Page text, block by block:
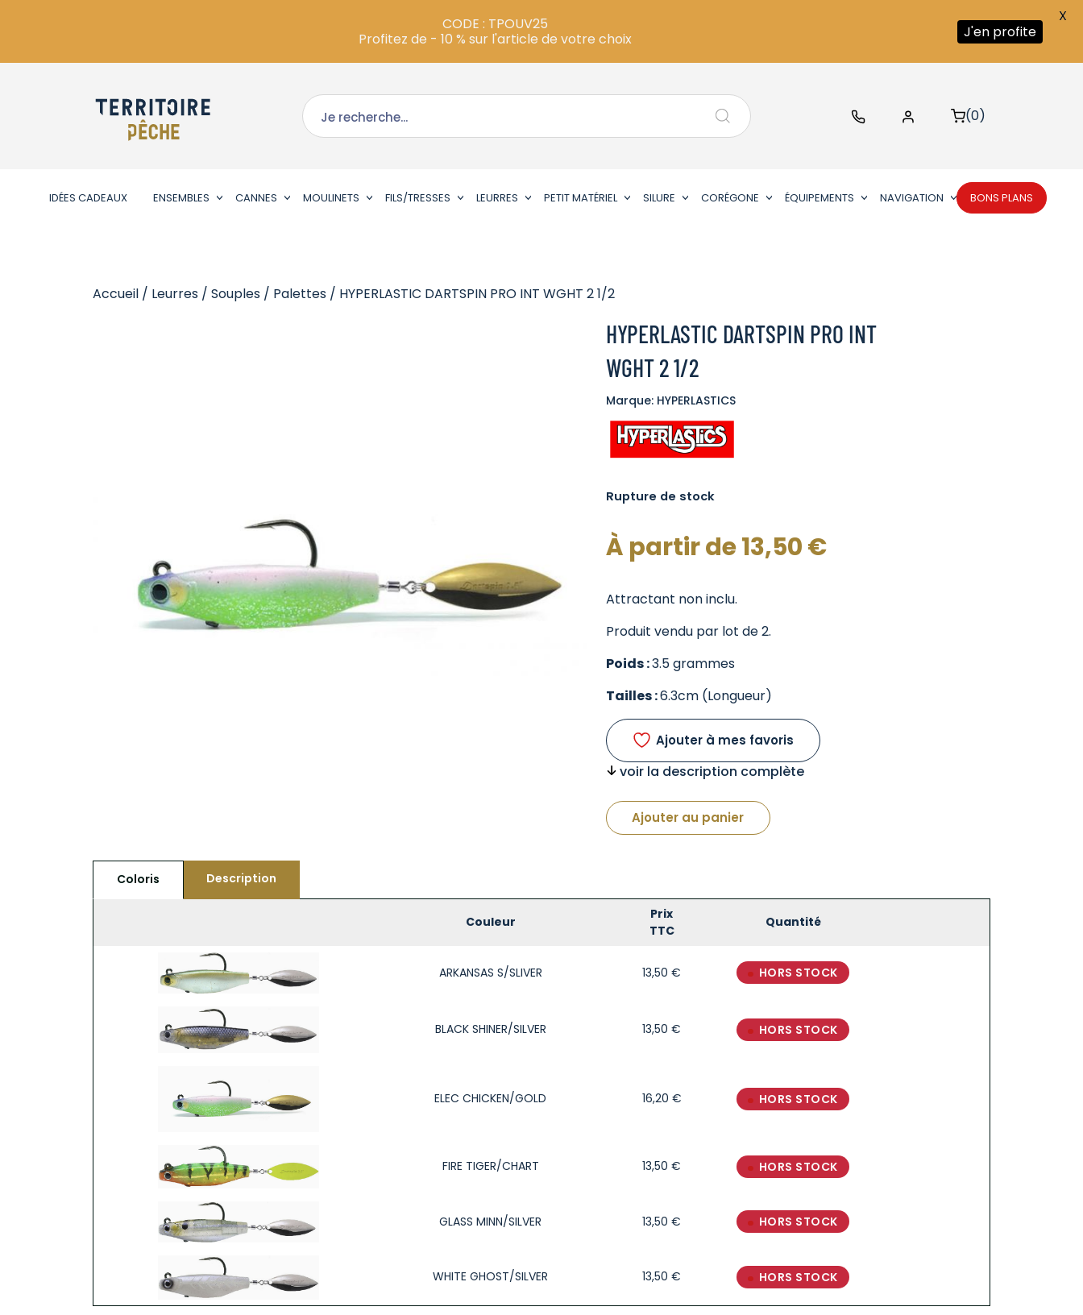
(0)
IDÉES CADEAUX ENSEMBLES CANNES MOULINETS FILS/TRESSES LEURRES PETIT MATÉRIEL SILURE CORÉGONE ÉQUIPEMENTS NAVIGATION BONS PLANS
Accueil / Leurres / Souples / Palettes / HYPERLASTIC DARTSPIN PRO INT WGHT 2 1/2
HYPERLASTIC DARTSPIN PRO INT
WGHT 2 1/2
Marque: HYPERLASTICS
Rupture de stock
À partir de13,50€
Attractant non inclu.
Produit vendu par lot de 2.
Poids :3.5 grammes
Tailles :6.3cm (Longueur)
Ajouter à mes favoris
voir la description complète
Ajouter au panier
Coloris Description
Couleur
Prix
TTC
Quantité
ARKANSAS S/SLIVER 13,50 € HORS STOCK
BLACK SHINER/SILVER 13,50 € HORS STOCK
ELEC CHICKEN/GOLD 16,20 € HORS STOCK
FIRE TIGER/CHART 13,50 € HORS STOCK
GLASS MINN/SILVER 13,50 € HORS STOCK
WHITE GHOST/SILVER 13,50 € HORS STOCK
CODE : TPOUV25
Profitez de - 10 % sur l'article de votre choix
J'en profite
X